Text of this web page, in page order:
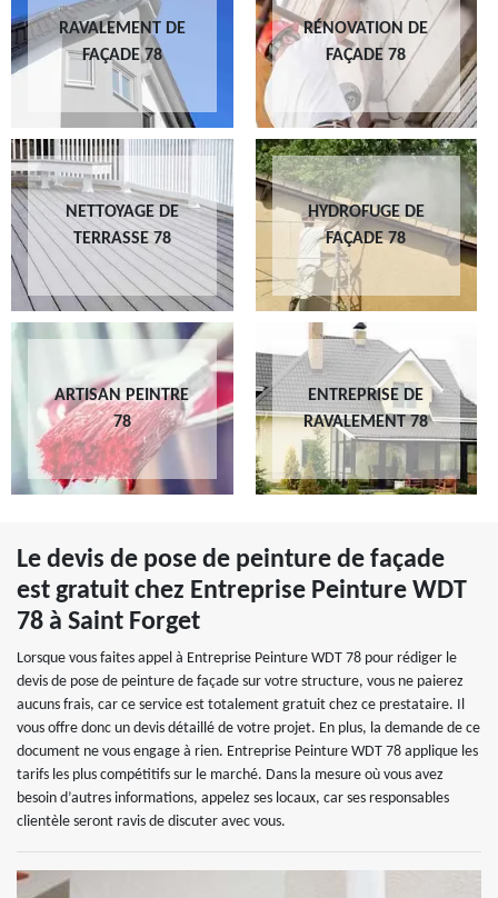
RAVALEMENT DE
FAÇADE 78
RÉNOVATION DE
FAÇADE 78
NETTOYAGE DE
TERRASSE 78
HYDROFUGE DE
FAÇADE 78
ARTISAN PEINTRE
78
ENTREPRISE DE
RAVALEMENT 78
Le devis de pose de peinture de façade
est gratuit chez Entreprise Peinture WDT
78 à Saint Forget
Lorsque vous faites appel à Entreprise Peinture WDT 78 pour rédiger le
devis de pose de peinture de façade sur votre structure, vous ne paierez
aucuns frais, car ce service est totalement gratuit chez ce prestataire. Il
vous offre donc un devis détaillé de votre projet. En plus, la demande de ce
document ne vous engage à rien. Entreprise Peinture WDT 78 applique les
tarifs les plus compétitifs sur le marché. Dans la mesure où vous avez
besoin d’autres informations, appelez ses locaux, car ses responsables
clientèle seront ravis de discuter avec vous.